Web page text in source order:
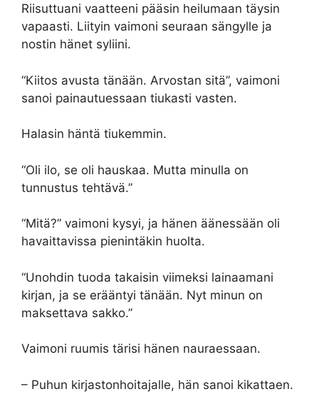
Riisuttuani vaatteeni pääsin heilumaan täysin
vapaasti. Liityin vaimoni seuraan sängylle ja
nostin hänet syliini.
“Kiitos avusta tänään. Arvostan sitä”, vaimoni
sanoi painautuessaan tiukasti vasten.
Halasin häntä tiukemmin.
“Oli ilo, se oli hauskaa. Mutta minulla on
tunnustus tehtävä.”
“Mitä?” vaimoni kysyi, ja hänen äänessään oli
havaittavissa pienintäkin huolta.
“Unohdin tuoda takaisin viimeksi lainaamani
kirjan, ja se erääntyi tänään. Nyt minun on
maksettava sakko.”
Vaimoni ruumis tärisi hänen nauraessaan.
– Puhun kirjastonhoitajalle, hän sanoi kikattaen.